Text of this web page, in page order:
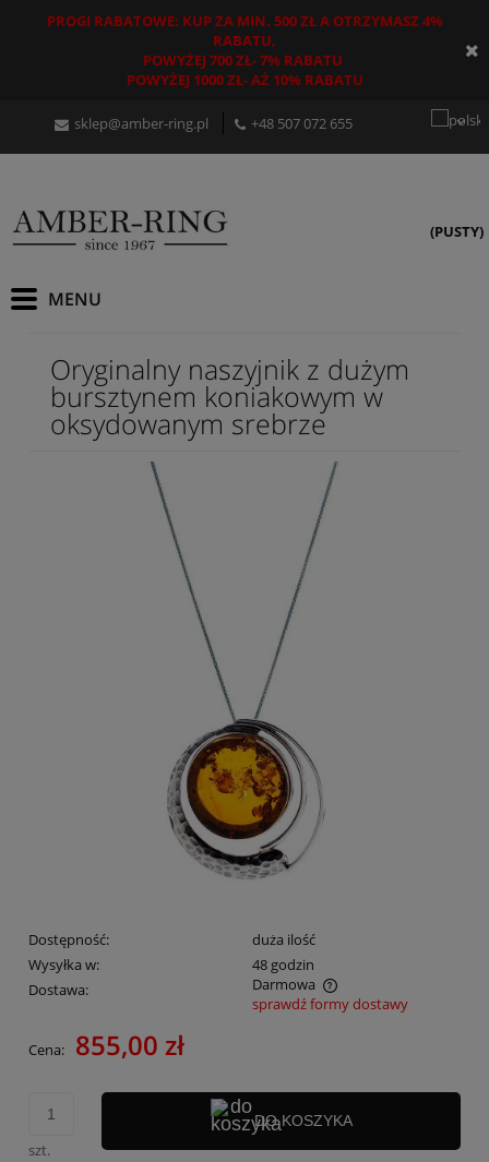
PROGI RABATOWE: KUP ZA MIN. 500 ZŁ A OTRZYMASZ 4%
RABATU,
POWYŻEJ 700 ZŁ- 7% RABATU
POWYŻEJ 1000 ZŁ- AŻ 10% RABATU
sklep@amber-ring.pl +48507 072 655
(PUSTY)
Oryginalny naszyjnik z dużym
bursztynem koniakowym w
oksydowanym srebrze
Dostępność:
duża ilość
Wysyłka w:
48 godzin
Dostawa:
Darmowa
Cena nie zawiera ewentualnych kosztów płatności
sprawdź formy dostawy
Cena: 855,00 zł
szt.
DO KOSZYKA